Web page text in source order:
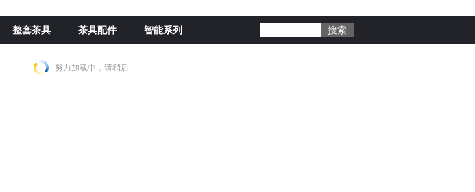
整套茶具 茶具配件 智能系列
努力加载中，请稍后...